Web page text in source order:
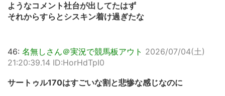
ようなコメント社台が出してたはず
それからすらとシスキン着け過ぎたな
46: 名無しさん＠実況で競馬板アウト 2026/07/04(土)
21:20:39.14 ID:HorHdTpI0
サートゥル170はすごいな割と悲惨な感じなのに